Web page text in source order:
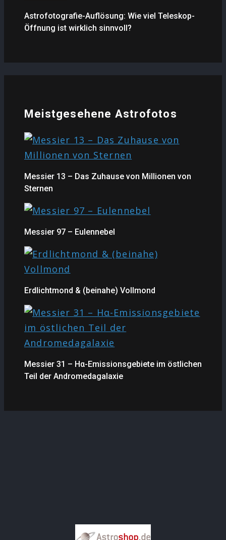
Astrofotografie-Auflösung: Wie viel Teleskop-
Öffnung ist wirklich sinnvoll?
Meistgesehene Astrofotos
Messier 13 – Das Zuhause von Millionen von
Sternen
Messier 97 – Eulennebel
Erdlichtmond & (beinahe) Vollmond
Messier 31 – Hα-Emissionsgebiete im östlichen
Teil der Andromedagalaxie